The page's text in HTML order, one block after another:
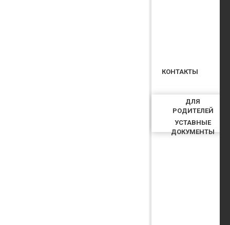
ДЛЯ
РОДИТЕЛЕЙ
УСТАВНЫЕ
ДОКУМЕНТЫ
КОНТАКТЫ